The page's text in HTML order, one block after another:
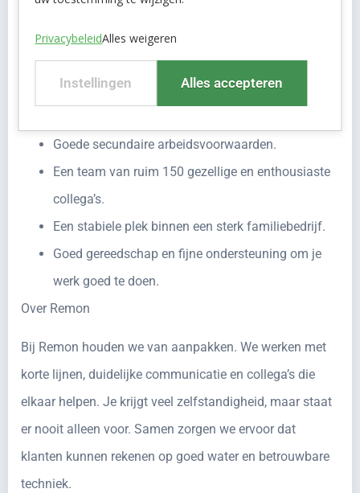
Een afwisselende baan met veel vrijheid.
Mogelijkheden om opleidingen en cursussen te
volgen.
Een goed salaris dat past bij wat je kunt en
Goede secundaire arbeidsvoorwaarden.
Een team van ruim 150 gezellige en enthousiaste
collega’s.
Een stabiele plek binnen een sterk familiebedrijf.
Goed gereedschap en fijne ondersteuning om je
werk goed te doen.
Over Remon
Bij Remon houden we van aanpakken. We werken met
korte lijnen, duidelijke communicatie en collega’s die
elkaar helpen. Je krijgt veel zelfstandigheid, maar staat
er nooit alleen voor. Samen zorgen we ervoor dat
klanten kunnen rekenen op goed water en betrouwbare
techniek.
PrivacybeleidAlles weigeren
Instellingen Alles accepteren